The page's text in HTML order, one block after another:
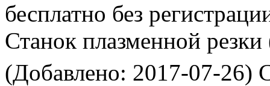
бесплатно без
Станок плазменной резки
(Добавлено: 2017-07-26)